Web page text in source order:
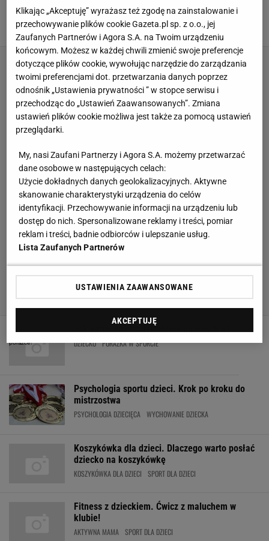
Lewandowski spełnił marzenia młodych
piłkarzy z Polski
BAYERN MONACHIUM LIGA MISTRZÓW
Jak rozmawiać z dzieckiem po porażce?
DZIECKO PORAŻKA W SPORCIE
Psychologia sportu dzieci. Krok po kroku do
mistrzostwa
PSYCHOLOGIA DZIECIĘCA WYCHOWANIE DZIECKA
Koszykówka dla dzieci. Dlaczego warto posłać
dziecko na koszykówkę
KOSZYKÓWKA DLA DZIECI SPORT DLA DZIECI
Fitness z dzieckiem. Ćwicz z maluchem w
klubie!
AKTYWNA MAMA SPORT DLA DZIECI
Klikając „Akceptuję” wyrażasz też zgodę na zainstalowanie i
przechowywanie plików cookie Gazeta.pl sp. z o.o., jej
Zaufanych Partnerów i Agora S.A. na Twoim urządzeniu
końcowym. Możesz w każdej chwili zmienić swoje preferencje
dotyczące plików cookie, wywołując narzędzie do zarządzania
twoimi preferencjami dot. przetwarzania danych poprzez
odnośnik „Ustawienia prywatności ” w stopce serwisu i
przechodząc do „Ustawień Zaawansowanych”. Zmiana
ustawień plików cookie możliwa jest także za pomocą ustawień
przeglądarki.
My, nasi Zaufani Partnerzy i Agora S.A. możemy przetwarzać
dane osobowe w następujących celach:
Użycie dokładnych danych geolokalizacyjnych. Aktywne
skanowanie charakterystyki urządzenia do celów
identyfikacji. Przechowywanie informacji na urządzeniu lub
dostęp do nich. Spersonalizowane reklamy i treści, pomiar
reklam i treści, badnie odbiorców i ulepszanie usług.
Lista Zaufanych Partnerów
USTAWIENIA ZAAWANSOWANE
AKCEPTUJĘ